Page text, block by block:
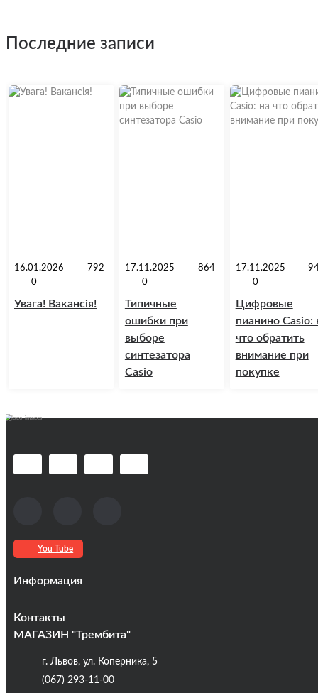
последние записи
Увага! Вакансія!
16.01.2026
792
0
Типичные
ошибки при
выборе
синтезатора
Casio
17.11.2025
864
0
Цифровые
пианино Casio:
что обратить
внимание при
покупке
17.11.2025
0
You Tube
Информация
Контакты
Публічна оферта
Контакты
МАГАЗИН "Трембита"
г. Львов, ул. Коперника, 5
(067) 293-11-00